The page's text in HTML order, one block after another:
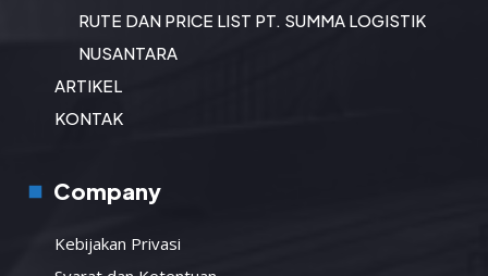
RUTE DAN PRICE LIST PT. SUMMA LOGISTIK
NUSANTARA
ARTIKEL
KONTAK
Company
Kebijakan Privasi